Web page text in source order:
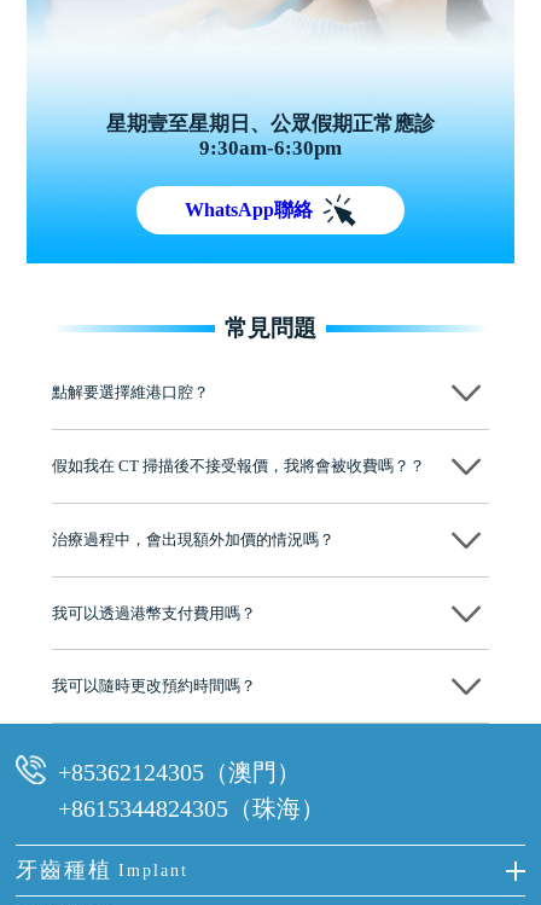
星期壹至星期日、公眾假期正常應診
9:30am-6:30pm
WhatsApp聯絡
常見問題
點解要選擇維港口腔？
牌」、「2025香港企業領袖品牌」，是諾貝爾種植系統全球放心植牙中
至今已服務超過三十個國家和地區的顧客，受到粵港澳大灣區及周邊城
有咨詢及服務保障中心，有任何問題都可以隨時預約免費咨詢，讓人十
假如我在 CT 掃描後不接受報價，我將會被收費嗎？？
治療過程中，會出現額外加價的情況嗎？
我可以透過港幣支付費用嗎？
可以。維港口腔會按照當日匯率轉算收取費用，而匯率會及時告知客人
我可以隨時更改預約時間嗎？
+85362124305（澳門）
+8615344824305（珠海）
牙齒種植 Implant